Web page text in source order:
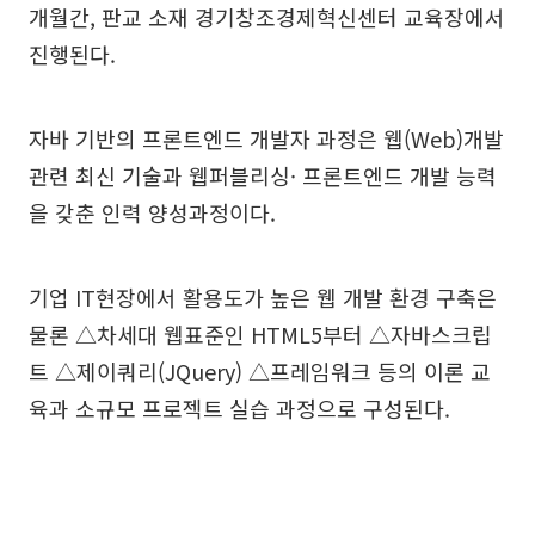
개월간, 판교 소재 경기창조경제혁신센터 교육장에서
진행된다.
자바 기반의 프론트엔드 개발자 과정은 웹(Web)개발
관련 최신 기술과 웹퍼블리싱· 프론트엔드 개발 능력
을 갖춘 인력 양성과정이다.
기업 IT현장에서 활용도가 높은 웹 개발 환경 구축은
물론 △차세대 웹표준인 HTML5부터 △자바스크립
트 △제이쿼리(JQuery) △프레임워크 등의 이론 교
육과 소규모 프로젝트 실습 과정으로 구성된다.